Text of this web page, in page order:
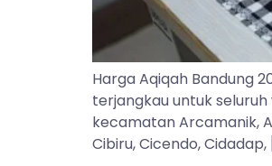
Harga Aqiqah Bandung
terjangkau untuk seluruh
kecamatan Arcamanik,
Cibiru, Cicendo, Cidadap,